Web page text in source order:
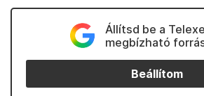
Állítsd be a
megbízható
Beállítom